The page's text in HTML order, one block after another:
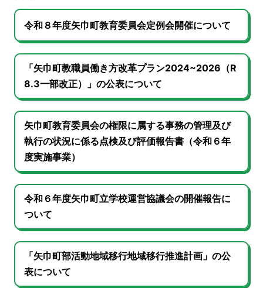
令和８年度矢巾町教育委員会定例会開催について
「矢巾町教職員働き方改革プラン2024~2026（R
8.3一部改正）」の公表について
矢巾町教育委員会の権限に属する事務の管理及び
執行の状況に係る点検及び評価報告書（令和６年
度実施事業）
令和６年度矢巾町立学校運営協議会の開催報告に
ついて
「矢巾町部活動地域移行地域移行推進計画」の公
表について